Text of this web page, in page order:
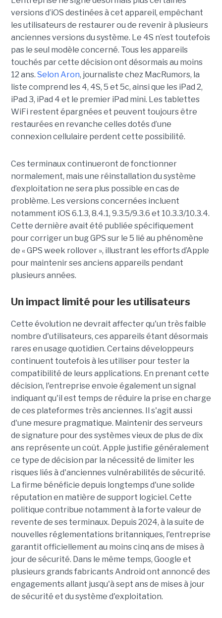
versions d’iOS destinées à cet appareil, empêchant
les utilisateurs de restaurer ou de revenir à plusieurs
anciennes versions du système. Le 4S n’est toutefois
pas le seul modèle concerné. Tous les appareils
touchés par cette décision ont désormais au moins
12 ans. Selon Aron, journaliste chez MacRumors, la
liste comprend les 4, 4S, 5 et 5c, ainsi que les iPad 2,
iPad 3, iPad 4 et le premier iPad mini. Les tablettes
WiFi restent épargnées et peuvent toujours être
restaurées en revanche celles dotés d’une
connexion cellulaire perdent cette possibilité.
Ces terminaux continueront de fonctionner
normalement, mais une réinstallation du système
d’exploitation ne sera plus possible en cas de
problème. Les versions concernées incluent
notamment iOS 6.1.3, 8.4.1, 9.3.5/9.3.6 et 10.3.3/10.3.4.
Cette dernière avait été publiée spécifiquement
pour corriger un bug GPS sur le 5 lié au phénomène
de « GPS week rollover », illustrant les efforts d’Apple
pour maintenir ses anciens appareils pendant
plusieurs années.
Un impact limité pour les utilisateurs
Cette évolution ne devrait affecter qu'un très faible
nombre d'utilisateurs, ces appareils étant désormais
rares en usage quotidien. Certains développeurs
continuent toutefois à les utiliser pour tester la
compatibilité de leurs applications. En prenant cette
décision, l'entreprise envoie également un signal
indiquant qu'il est temps de réduire la prise en charge
de ces plateformes très anciennes. Il s'agit aussi
d'une mesure pragmatique. Maintenir des serveurs
de signature pour des systèmes vieux de plus de dix
ans représente un coût. Apple justifie généralement
ce type de décision par la nécessité de limiter les
risques liés à d'anciennes vulnérabilités de sécurité.
La firme bénéficie depuis longtemps d'une solide
réputation en matière de support logiciel. Cette
politique contribue notamment à la forte valeur de
revente de ses terminaux. Depuis 2024, à la suite de
nouvelles réglementations britanniques, l'entreprise
garantit officiellement au moins cinq ans de mises à
jour de sécurité. Dans le même temps, Google et
plusieurs grands fabricants Android ont annoncé des
engagements allant jusqu'à sept ans de mises à jour
de sécurité et du système d'exploitation.